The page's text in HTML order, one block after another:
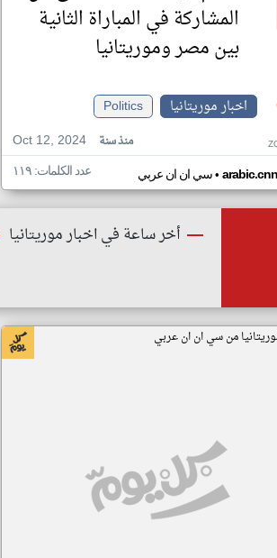
المشاركة في المباراة الثانية
بين مصر وموريتانيا
اخبار موريتانيا
Politics
Oct 12, 2024
منذ سنة
سي ان ان عربي• عدد الكلمات: ١١٩
أخر ساعة في اخبار موريتانيا
من سي ان ان عربي